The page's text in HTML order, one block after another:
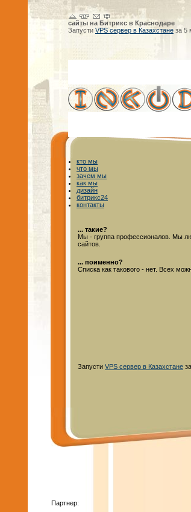
сайты на Битрикс в Краснодаре
Запусти VPS сервер в Казахстане за 5
кто мы
что мы
зачем мы
как мы
дизайн
битрикс24
контакты
... такие?
Мы - группа профессионалов. Мы
сайтов.
... поименно?
Списка как такового - нет. Всех
Запусти VPS сервер в Казахстане
Партнер: